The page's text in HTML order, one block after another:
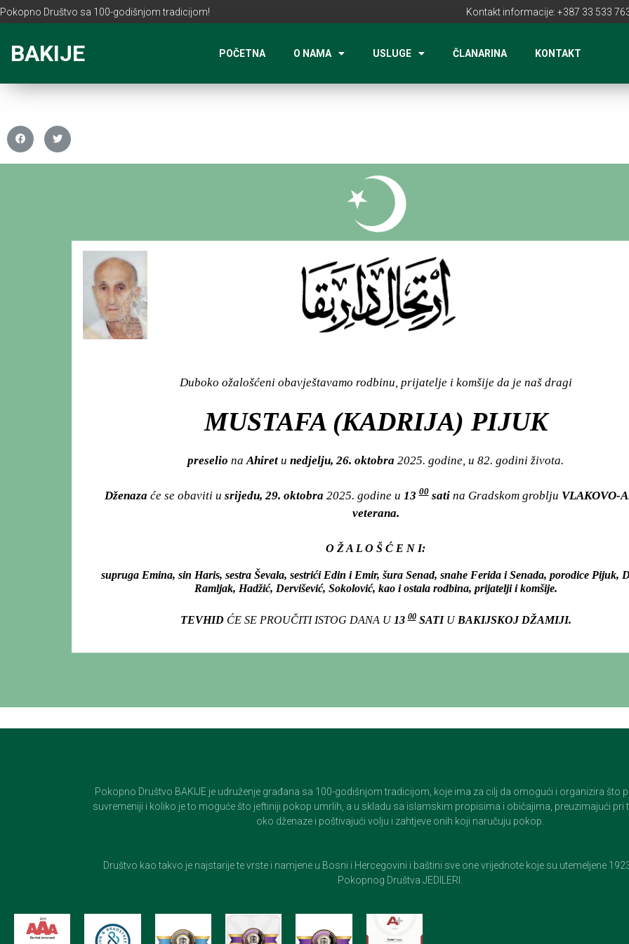
Pokopno Društvo sa 100-godišnjom tradicijom! Kontakt informacije: +387 33 533
BAKIJE POČETNA O NAMA USLUGE ČLANARINA KONTAKT
Duboko ožalošćeni obavještavamo rodbinu, prijatelje i komšije da je naš dragi
MUSTAFA (KADRIJA) PIJUK
preselio naAhiret u nedjelju, 26. oktobra 2025. godine, u 82. godini života.
Dženaza će se obaviti u srijedu, 29. oktobra 2025. godine u 1300satina Gradskom groblju VLAKOVO-
veterana.
O Ž A L O Š Ć E N I:
supruga Emina, sin Haris, sestra Ševala, sestrići Edin i Emir, šura Senad, snahe Ferida i Senada, porodice Pijuk,
Ramljak, Hadžić, Dervišević, Sokolović, kao i ostala rodbina, prijatelji i komšije.
TEVHIDĆE SE PROUČITI ISTOG DANA U 1300SATIU BAKIJSKOJ DŽAMIJI.
Pokopno Društvo BAKIJE je udruženje građana sa 100-godišnjom tradicijom, koje ima za cilj da omogući i organizira što
suvremeniji i koliko je to moguće što jeftiniji pokop umrlih, a u skladu sa islamskim propisima i običajima, preuzimajući pri
oko dženaze i poštivajući volju i zahtjeve onih koji naručuju pokop.
Društvo kao takvo je najstarije te vrste i namjene u Bosni i Hercegovini i baštini sve one vrijednote koje su utemeljene
Pokopnog Društva JEDILERI.